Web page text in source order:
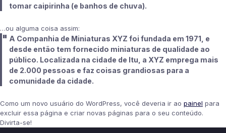
tomar caipirinha (e banhos de chuva).
…ou alguma coisa assim:
A Companhia de Miniaturas XYZ foi fundada em 1971, e
desde então tem fornecido miniaturas de qualidade ao
público. Localizada na cidade de Itu, a XYZ emprega mais
de 2.000 pessoas e faz coisas grandiosas para a
comunidade da cidade.
Como um novo usuário do WordPress, você deveria ir ao painel para
excluir essa página e criar novas páginas para o seu conteúdo.
Divirta-se!